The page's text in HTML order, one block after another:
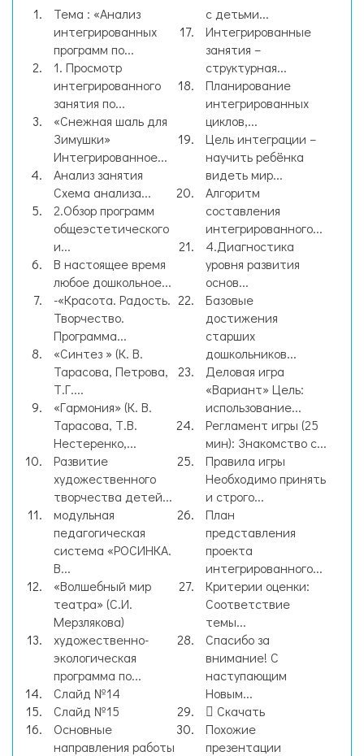
Тема : «Анализ
интегрированных
программ по...
1. Просмотр
интегрированного
занятия по...
«Снежная шаль для
Зимушки»
Интегрированное...
Анализ занятия
Схема анализа...
2.Обзор программ
общеэстетического
и...
В настоящее время
любое дошкольное...
-«Красота. Радость.
Творчество.
Программа...
«Синтез » (К. В.
Тарасова, Петрова,
Т.Г....
«Гармония» (К. В.
Тарасова, Т.В.
Нестеренко,...
Развитие
художественного
творчества детей...
модульная
педагогическая
система «РОСИНКА.
В...
«Волшебный мир
театра» (С.И.
Мерзлякова)
художественно-
экологическая
программа по...
Слайд №14
Слайд №15
Основные
направления работы
с детьми...
Интегрированные
занятия –
структурная...
Планирование
интегрированных
циклов,...
Цель интеграции –
научить ребёнка
видеть мир...
Алгоритм
составления
интегрированного...
4.Диагностика
уровня развития
основ...
Базовые
достижения
старших
дошкольников...
Деловая игра
«Вариант» Цель:
использование...
Регламент игры (25
мин): Знакомство с...
Правила игры
Необходимо принять
и строго...
План
представления
проекта
интегрированного...
Критерии оценки:
Соответствие
темы...
Спасибо за
внимание! С
наступающим
Новым...
Скачать
Похожие
презентации